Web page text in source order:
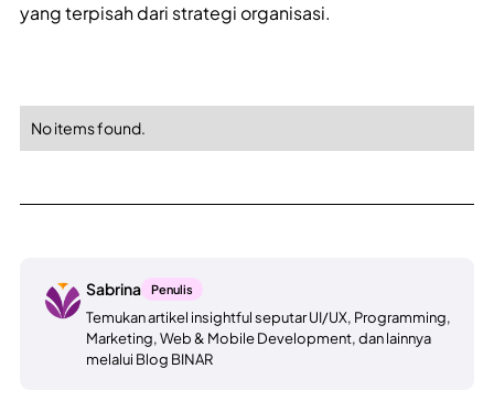
yang terpisah dari strategi organisasi.
No items found.
Sabrina Penulis
Temukan artikel insightful seputar UI/UX, Programming,
Marketing, Web & Mobile Development, dan lainnya
melalui Blog BINAR